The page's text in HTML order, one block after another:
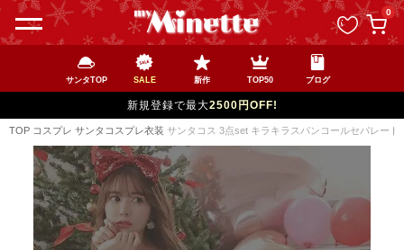
0
サンタTOP SALE 新作 TOP50 ブログ
新規登録で最大2500円OFF!
TOP コスプレ サンタコスプレ衣装 サンタコス 3点set キラキラスパンコールセパレー
ペー
ジト
ップ